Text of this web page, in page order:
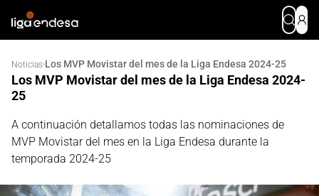
Noticias·Los MVP Movistar del mes de la Liga Endesa 2024-25
Los MVP Movistar del mes de la Liga Endesa 2024-
25
A continuación detallamos todas las nominaciones de
MVP Movistar del mes en la Liga Endesa durante la
temporada 2024-25